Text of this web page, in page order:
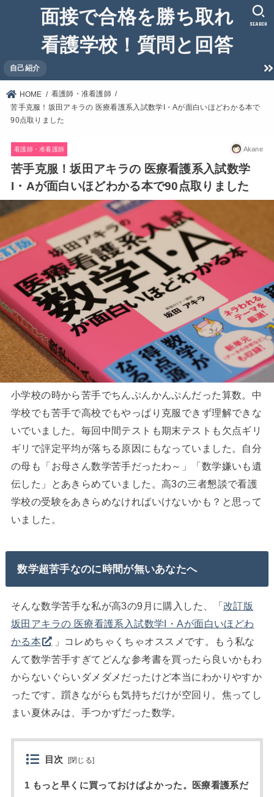
面接で合格を勝ち取れ
看護学校！質問と回答
自己紹介
SEARCH
HOME
看護師・准看護師
苦手克服！坂田アキラの 医療看護系入試数学I・Aが面白いほどわかる本で
90点取りました
看護師・准看護師 Akane
苦手克服！坂田アキラの 医療看護系入試数学
I・Aが面白いほどわかる本で90点取りました
小学校の時から苦手でちんぷんかんぷんだった算数。中
学校でも苦手で高校でもやっぱり克服できず理解できな
いでいました。毎回中間テストも期末テストも欠点ギリ
ギリで評定平均が落ちる原因にもなっていました。自分
の母も「お母さん数学苦手だったわ～」「数学嫌いも遺
伝した」とあきらめていました。高3の三者懇談で看護
学校の受験をあきらめなければいけないかも？と思って
いました。
数学超苦手なのに時間が無いあなたへ
そんな数学苦手な私が高3の9月に購入した、「 改訂版
坂田アキラの 医療看護系入試数学I・Aが面白いほどわ
かる本
」コレめちゃくちゃオススメです。もう私な
んて数学苦手すぎてどんな参考書を買ったら良いかもわ
からないぐらいダメダメだったけど本当にわかりやすか
ったです。躓きながらも気持ちだけが空回り。焦ってし
まい夏休みは、手つかずだった数学。
目次 [閉じる]
1 もっと早くに買っておけばよかった。医療看護系だ